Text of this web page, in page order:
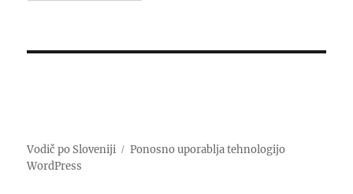
Vodič po Sloveniji
Ponosno uporablja tehnologijo
WordPress